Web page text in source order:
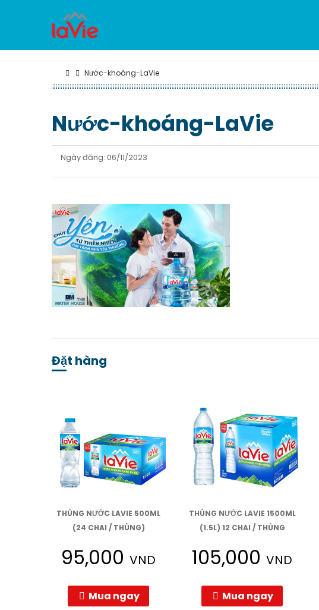
Nước-khoáng-LaVie
Nước-khoáng-LaVie
Ngày đăng: 06/11/2023
Đặt hàng
THÙNG NƯỚC LAVIE 500ML
(24 CHAI / THÙNG)
95,000VND
Mua ngay
THÙNG NƯỚC LAVIE 1500ML
(1.5L) 12 CHAI / THÙNG
105,000VND
Mua ngay